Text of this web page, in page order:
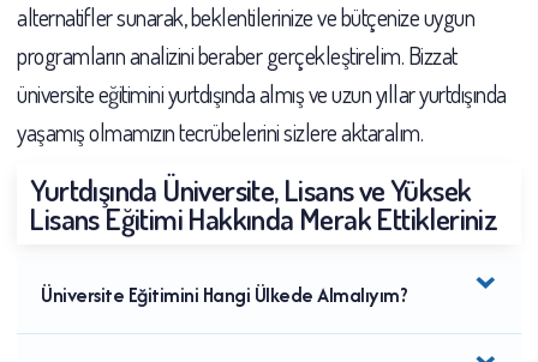
alternatifler sunarak, beklentilerinize ve bütçenize uygun
programların analizini beraber gerçekleştirelim. Bizzat
üniversite eğitimini yurtdışında almış ve uzun yıllar yurtdışında
yaşamış olmamızın tecrübelerini sizlere aktaralım.
Yurtdışında Üniversite, Lisans ve Yüksek
Lisans Eğitimi Hakkında Merak Ettikleriniz
Üniversite Eğitimini Hangi Ülkede Almalıyım?